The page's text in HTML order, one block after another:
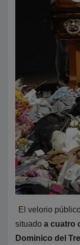
El velorio
situado a cuatro
Dominico del